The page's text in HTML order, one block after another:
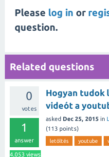
Please log in or
question.
Related questions
0
votes
1
answer
4,053 views
Hogyan
videót a
asked Dec 25, 2015 in
(113 points)
letöltés youtube